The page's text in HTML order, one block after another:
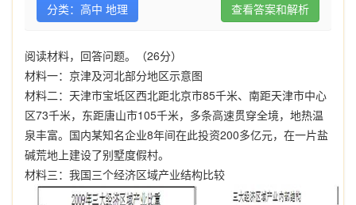
分类：高中 地理 查看答案和解析
阅读材料，回答问题。（26分）
材料一： 京津及河北部分地区示意图
材料二： 天津市宝坻区西北距北京市85千米、南距天津市中心
区73千米，东距唐山市105千米，多条高速贯穿全境，地热温
泉丰富。国内某知名企业8年间在此投资200多亿元，在一片盐
碱荒地上建设了别墅度假村。
材料三： 我国三个经济区域产业结构比较